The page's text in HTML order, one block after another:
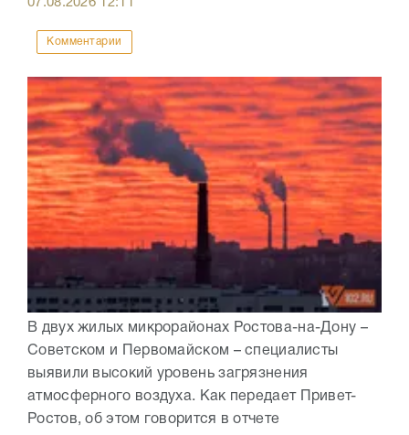
07.08.2026 12:11
Комментарии
В двух жилых микрорайонах Ростова-на-Дону –
Советском и Первомайском – специалисты
выявили высокий уровень загрязнения
атмосферного воздуха. Как передает Привет-
Ростов, об этом говорится в отчете